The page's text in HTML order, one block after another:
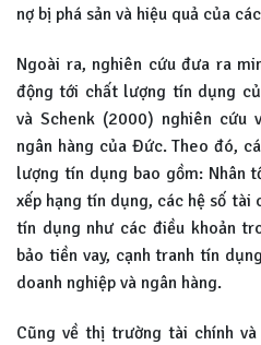
nợ bị phá sản và hiệu quả của
Ngoài ra, nghiên cứu đưa ra
động tới chất lượng tín dụng
và Schenk (2000) nghiên cứu
ngân hàng của Đức. Theo đó,
lượng tín dụng bao gồm: Nhân
xếp hạng tín dụng, các hệ số tài
tín dụng như các điều khoản
bảo tiền vay, cạnh tranh tín
doanh nghiệp và ngân hàng.
Cũng về thị trường tài chính